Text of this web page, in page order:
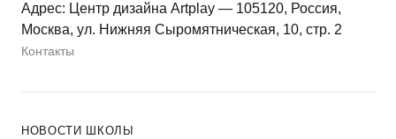
Адрес: Центр дизайна Artplay — 105120, Россия,
Москва, ул. Нижняя Сыромятническая, 10, стр. 2
Контакты
НОВОСТИ ШКОЛЫ